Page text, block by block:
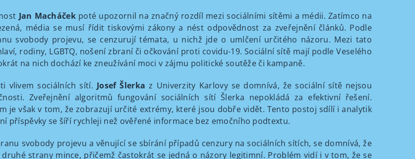
Jan Macháček poté upozornil na značný rozdíl mezi sociálními sítěmi a médii. Zatímco na
média se musí řídit tiskovými zákony a nést odpovědnost za zveřejnění článků. Podle
svobody projevu, se cenzurují témata, u nichž jde o umlčení určitého názoru. Mezi tato
rodiny, LGBTQ, nošení zbraní či očkování proti covidu-19. Sociální sítě mají podle Veselého
na nich dochází ke zneužívání moci v zájmu politické soutěže či kampaně.
vlivem sociálních sítí. Josef Šlerka z Univerzity Karlovy se domnívá, že sociální sítě nejsou
Zveřejnění algoritmů fungování sociálních sítí Šlerka nepokládá za efektivní řešení.
je však v tom, že zobrazují určité extrémy, které jsou dobře vidět. Tento postoj sdílí i analytik
příspěvky se šíří rychleji než ověřené informace bez emočního podtextu.
svobody projevu a věnující se sbírání případů cenzury na sociálních sítích, se domnívá, že
strany mince, přičemž častokrát se jedná o názory legitimní. Problém vidí i v tom, že se